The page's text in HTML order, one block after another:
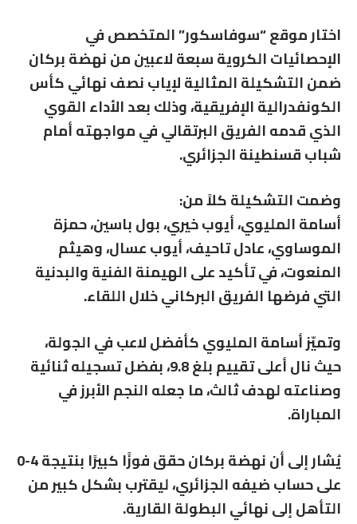
اختار موقع “سوفاسكور” المتخصص في
الإحصائيات الكروية سبعة لاعبين من نهضة بركان
ضمن التشكيلة المثالية لإياب نصف نهائي كأس
الكونفدرالية الإفريقية، وذلك بعد الأداء القوي
الذي قدمه الفريق البرتقالي في مواجهته أمام
شباب قسنطينة الجزائري.
وضمت التشكيلة كلاً من:
أسامة المليوي، أيوب خيري، بول باسين، حمزة
الموساوي، عادل تاحيف، أيوب عسال، وهيثم
المنعوت، في تأكيد على الهيمنة الفنية والبدنية
التي فرضها الفريق البركاني خلال اللقاء.
وتميّز أسامة المليوي كأفضل لاعب في الجولة،
حيث نال أعلى تقييم بلغ 9.8، بفضل تسجيله ثنائية
وصناعته لهدف ثالث، ما جعله النجم الأبرز في
المباراة.
يُشار إلى أن نهضة بركان حقق فوزًا كبيرًا بنتيجة 4-0
على حساب ضيفه الجزائري، ليقترب بشكل كبير من
التأهل إلى نهائي البطولة القارية.